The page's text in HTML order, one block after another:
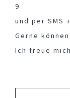
9
und per SMS
Gerne
Ich freue